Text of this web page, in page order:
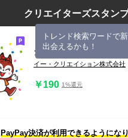
クリエイターズスタン
トレンド検索ワードで
出会えるかも！
クッピーラムネ
イー・クリエイション株式会社
￥190 1%還元
PayPay決済が利用できるようにな